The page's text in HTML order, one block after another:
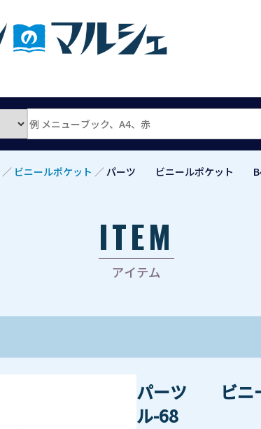
／ ビニールポケット ／ パーツ ビニールポケット
ITEM
アイテム
パーツ ビ
ル-68